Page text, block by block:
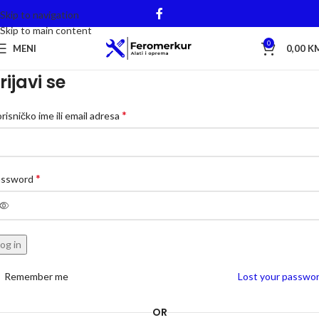
Skip to navigation
Skip to main content
MENI 0 0,00
se
ime ili email adresa *
*
in
Lost your
Remember me
OR